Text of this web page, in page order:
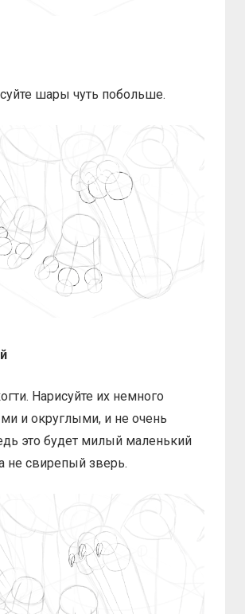
шары чуть побольше.
Нарисуйте их немного
и округлыми, и не очень
это будет милый маленький
не свирепый зверь.